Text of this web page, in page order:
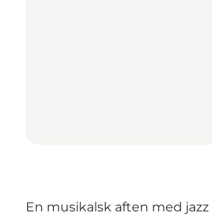
En musikalsk aften med